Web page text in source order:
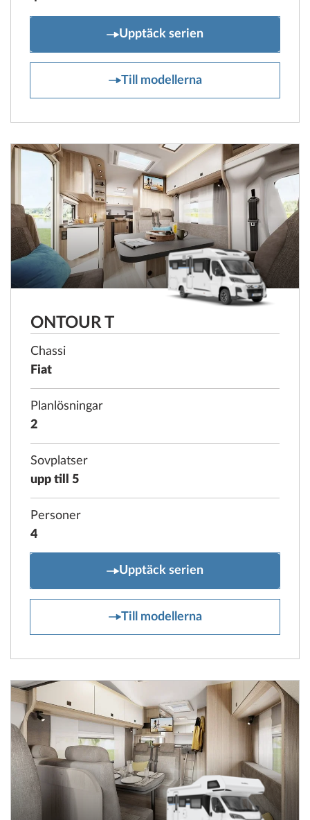
ONTOUR C
Upptäck serien
Till modellerna
ONTOUR C
ONTOUR T
Chassi
Fiat
Planlösningar
2
Sovplatser
upp till 5
Personer
4
ONTOUR T
Upptäck serien
Till modellerna
ONTOUR T